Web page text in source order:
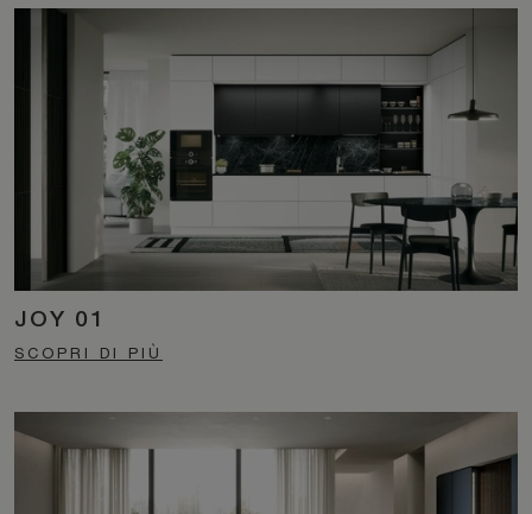
JOY 01
SCOPRI DI PIÙ